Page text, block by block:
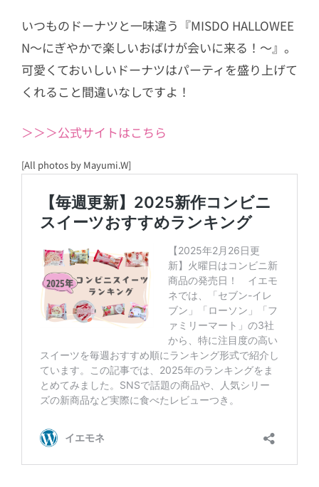
いつものドーナツと一味違う『MISDO HALLOWEE
N～にぎやかで楽しいおばけが会いに来る！～』。
可愛くておいしいドーナツはパーティを盛り上げて
くれること間違いなしですよ！
＞＞＞公式サイトはこちら
[All photos by Mayumi.W]